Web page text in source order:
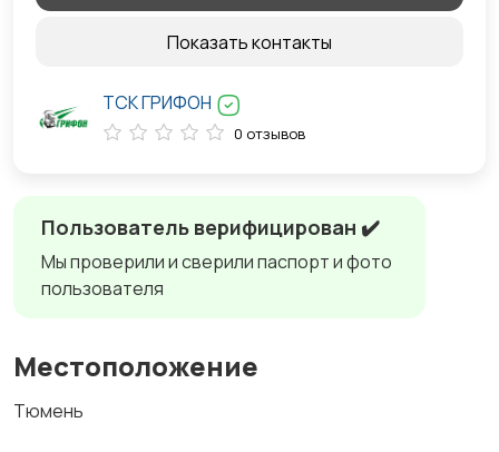
Пользователь верифицирован ✔️
Мы проверили и сверили паспорт и фото
пользователя
Местоположение
Тюмень
Показать контакты
ТСК ГРИФОН
0 отзывов